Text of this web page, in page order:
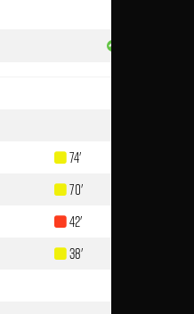
74'
70'
42'
38'